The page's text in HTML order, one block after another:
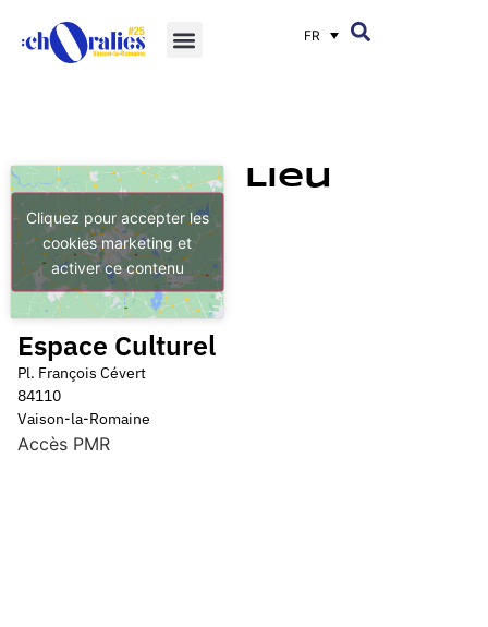
FR
Cliquez pour accepter les
cookies marketing et
activer ce contenu
Lieu
Espace Culturel
Pl. François Cévert
84110
Vaison-la-Romaine
Accès PMR